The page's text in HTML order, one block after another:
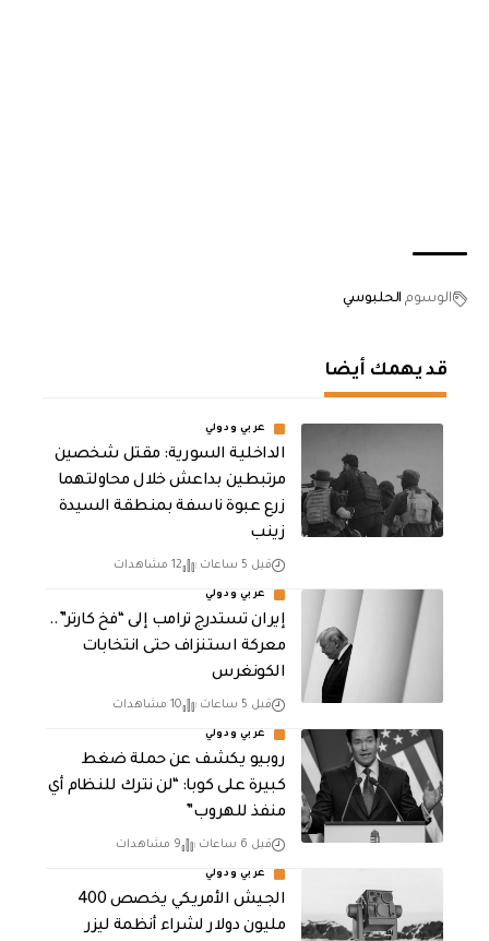
الوسوم الحلبوسي
قد يهمك أيضا
عربي ودولي
الداخلية السورية: مقتل شخصين
مرتبطين بداعش خلال محاولتهما
زرع عبوة ناسفة بمنطقة السيدة
زينب
قبل 5 ساعات 12 مشاهدات
عربي ودولي
إيران تستدرج ترامب إلى “فخ كارتر”..
معركة استنزاف حتى انتخابات
الكونغرس
قبل 5 ساعات 10 مشاهدات
عربي ودولي
روبيو يكشف عن حملة ضغط
كبيرة على كوبا: “لن نترك للنظام أي
منفذ للهروب”
قبل 6 ساعات 9 مشاهدات
عربي ودولي
الجيش الأمريكي يخصص 400
مليون دولار لشراء أنظمة ليزر